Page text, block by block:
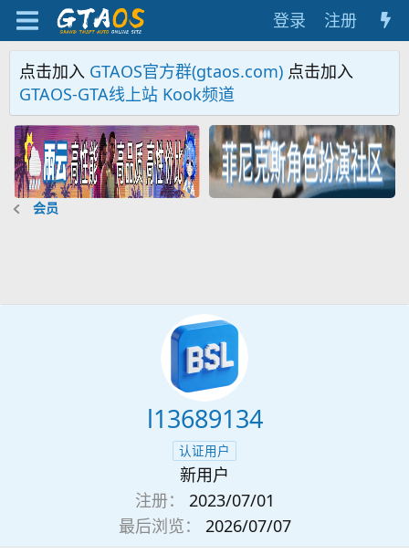
登录 注册
点击加入 GTAOS官方群(gtaos.com) 点击加入
GTAOS-GTA线上站 Kook频道
会员
l13689134
认证用户
新用户
注册
2023/07/01
最后浏览
2026/07/07